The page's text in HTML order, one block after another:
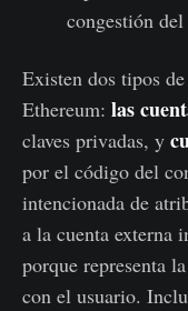
congestión
Existen dos tipos
Ethereum: las
claves privadas, y
por el código del
intencionada de
a la cuenta externa
porque representa
con el usuario.